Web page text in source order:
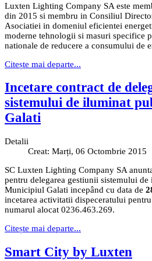
Luxten Lighting Company SA este
din 2015 si membru in Consiliul
Asociatiei in domeniul eficientei
moderne tehnologii si masuri specifice
nationale de reducere a consumului de
Citește mai departe...
Incetare contract de
sistemului de iluminat
Galati
Detalii
Creat: Marți, 06 Octombrie 2015
SC Luxten Lighting Company SA
pentru delegarea gestiunii sistemului
Municipiul Galati incepând cu data de
incetarea activitatii dispeceratului
numarul alocat 0236.463.269.
Citește mai departe...
Smart City by Luxten